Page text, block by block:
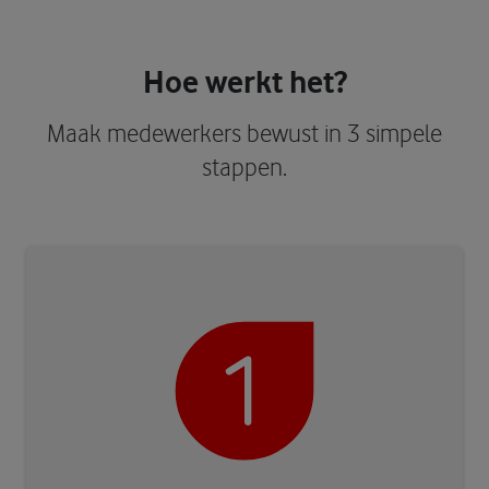
Hoe werkt het?
Maak medewerkers bewust in 3 simpele
stappen.